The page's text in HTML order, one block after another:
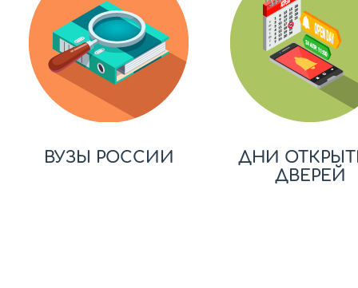
ВУЗЫ РОССИИ
ДНИ
ДВЕРЕЙ